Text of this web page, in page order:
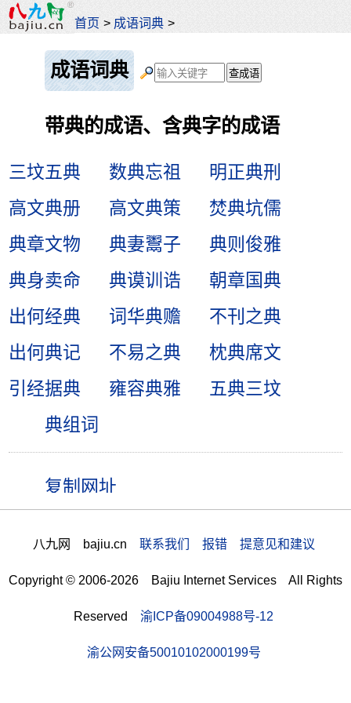
首页 > 成语词典 >
成语词典
带典的成语、含典字的成语
三坟五典 数典忘祖
明正典刑
高文典册
高文典策
焚典坑儒
典章文物
典妻鬻子
典则俊雅
典身卖命
典谟训诰
朝章国典
出何经典
词华典赡
不刊之典
出何典记
不易之典
枕典席文
引经据典
雍容典雅
五典三坟
典组词
八九网 bajiu.cn 联系我们 报错 提意见和建议
Copyright © 2006-2026 Bajiu Internet Services All Rights
Reserved 渝ICP备09004988号-12
渝公网安备50010102000199号